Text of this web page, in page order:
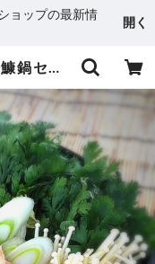
ョップの最新情
開く
海の別邸ふる川監修 鮟鱇鍋セット | 株式会社マルカン本間水産